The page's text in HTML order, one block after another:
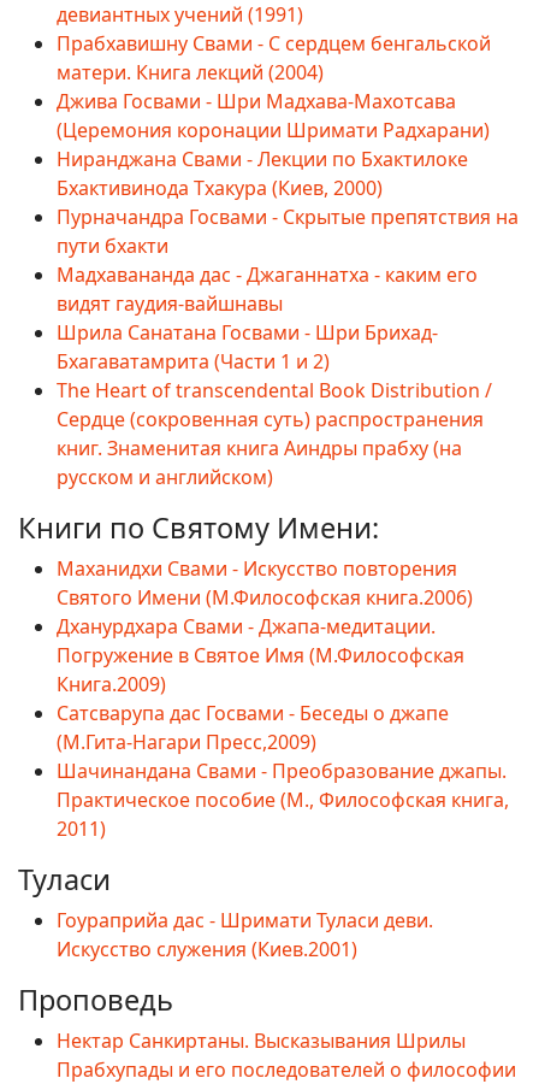
девиантных учений (1991)
Прабхавишну Свами - С сердцем бенгальской
матери. Книга лекций (2004)
Джива Госвами - Шри Мадхава-Махотсава
(Церемония коронации Шримати Радхарани)
Ниранджана Свами - Лекции по Бхактилоке
Бхактивинода Тхакура (Киев, 2000)
Пурначандра Госвами - Скрытые препятствия на
пути бхакти
Мадхавананда дас - Джаганнатха - каким его
видят гаудия-вайшнавы
Шрила Санатана Госвами - Шри Брихад-
Бхагаватамрита (Части 1 и 2)
The Heart of transcendental Book Distribution /
Сердце (сокровенная суть) распространения
книг. Знаменитая книга Аиндры прабху (на
русском и английском)
Книги по Святому Имени:
Маханидхи Свами - Искусство повторения
Святого Имени (М.Философская книга.2006)
Дханурдхара Свами - Джапа-медитации.
Погружение в Святое Имя (М.Философская
Книга.2009)
Сатсварупа дас Госвами - Беседы о джапе
(М.Гита-Нагари Пресс,2009)
Шачинандана Свами - Преобразование джапы.
Практическое пособие (М., Философская книга,
2011)
Туласи
Гоураприйа дас - Шримати Туласи деви.
Искусство служения (Киев.2001)
Проповедь
Нектар Санкиртаны. Высказывания Шрилы
Прабхупады и его последователей о философии